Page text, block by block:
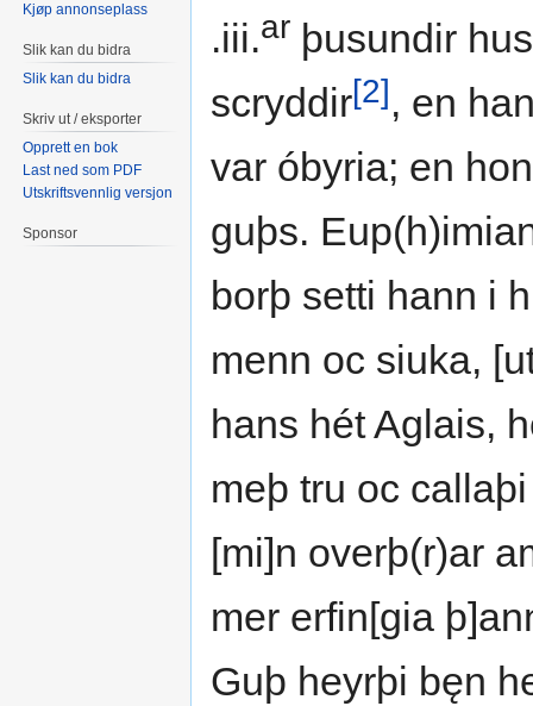
.iii.ar þusundir
scryddir[2], en
var óbyria; en
guþs.
borþ setti hann i
menn oc siuka,
hans hét Aglais,
meþ tru oc
[mi]n overþ(r)ar
mer erfin[gia
Guþ heyrþi bęn
Kjøp annonseplass
Slik kan du bidra
Slik kan du bidra
Skriv ut / eksporter
Opprett en bok
Last ned som PDF
Utskriftsvennlig versjon
Sponsor